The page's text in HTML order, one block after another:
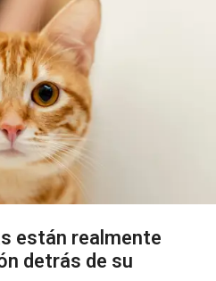
están realmente
detrás de su